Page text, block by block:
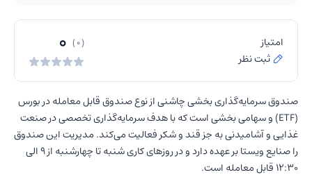
امتیاز
ثبت نظر
( 0 )
0
صندوق سرمایه‌گذاری بخشی چاشنی از نوع صندوق قابل معامله در بورس
(ETF) و سهامی بخشی است که با هدف سرمایه‌گذاری تخصصی در صنعت
غذایی و آشامیدنی به جز قند و شکر فعالیت می‌کند. مدیریت این صندوق
را صنایع ویستا بر عهده دارد و در روزهای کاری شنبه تا چهارشنبه از 9 الی
12:30 قابل معامله است.